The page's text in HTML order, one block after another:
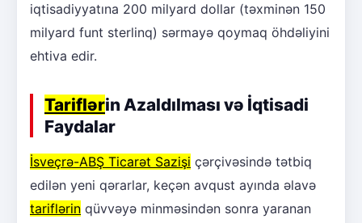
iqtisadiyyatına 200 milyard dollar (təxminən 150
milyard funt sterlinq) sərmayə qoymaq öhdəliyini
ehtiva edir.
Tariflərin Azaldılması və İqtisadi
Faydalar
İsveçrə-ABŞ Ticarət Sazişi çərçivəsində tətbiq
edilən yeni qərarlar, keçən avqust ayında əlavə
tariflərin qüvvəyə minməsindən sonra yaranan